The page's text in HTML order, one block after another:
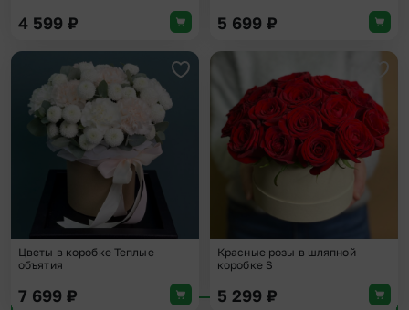
4 599 ₽ 5 699 ₽
Добавить в избранное
Цветы в коробке Теплые
объятия
7 699 ₽
Красные розы в шляпной
коробке S
5 299 ₽